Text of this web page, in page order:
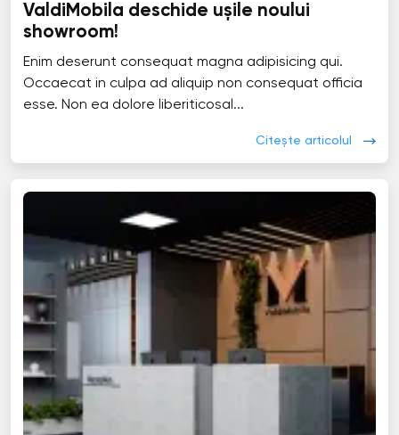
ValdiMobila deschide ușile noului
showroom!
Enim deserunt consequat magna adipisicing qui.
Occaecat in culpa ad aliquip non consequat officia
esse. Non ea dolore liberiticosal...
Citește articolul